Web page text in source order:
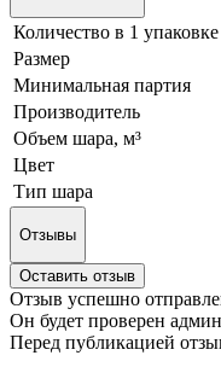
Количество в 1 упаковке
Размер
Минимальная партия
Производитель
Объем шара, м³
Цвет
Тип шара
Отзывы
Оставить отзыв
Отзыв успешно
Он будет проверен
Перед публикацией